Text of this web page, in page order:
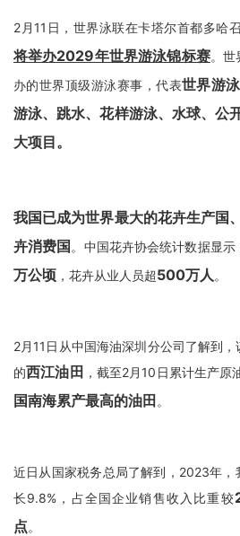
2月11日，世界泳联在卡塔尔首都多哈
将举办2029年世界游泳锦标赛。世
办的世界顶级游泳赛事，代表世界游
游泳、跳水、花样游泳、水球、公
大项目。
我国已成为世界最大的花卉生产国
卉消费国 。中国花卉协会统计数据显
万公顷 ，花卉从业人员超500万人。
2月11日从中国海油深圳分公司了解到
的西江油田 ，截至2月10日累计生产原
国南海累产最高的油田 。
近日从国家税务总局了解到，2023年
长9.8%，占全国企业销售收入比重较
点。